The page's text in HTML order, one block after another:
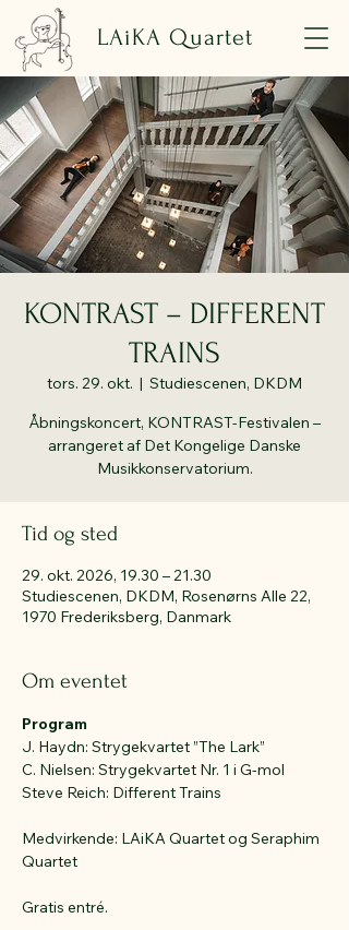
LAiKA Quartet
KONTRAST – DIFFERENT
TRAINS
tors. 29. okt.
  |
Studiescenen, DKDM
Åbningskoncert, KONTRAST-Festivalen –
arrangeret af Det Kongelige Danske
Musikkonservatorium.
Tid og sted
29. okt. 2026, 19.30 – 21.30
Studiescenen, DKDM, Rosenørns Alle 22,
1970 Frederiksberg, Danmark
Om eventet
Program
J. Haydn: Strygekvartet ”The Lark”
C. Nielsen: Strygekvartet Nr. 1 i G-mol
Steve Reich: Different Trains
Medvirkende: LAiKA Quartet og Seraphim
Quartet
Gratis entré.